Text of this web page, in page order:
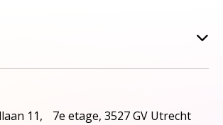
11, 7e etage, 3527 GV Utrecht